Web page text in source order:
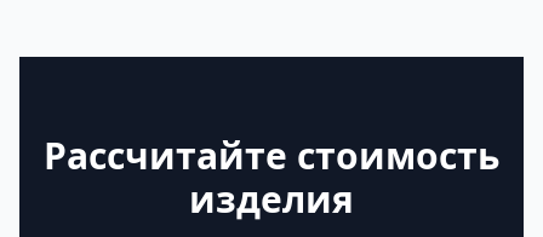
Рассчитайте стоимость
изделия